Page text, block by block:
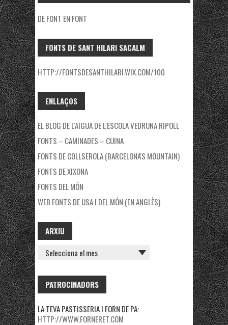
DE FONT EN FONT
FONTS DE SANT HILARI SACALM
HTTP://FONTSDESANTHILARI.WIX.COM/100
ENLLAÇOS
EL BLOG DE L'AIGUA DE L'ESCOLA VEDRUNA RIPOLL
FONTS – CAMINADES – CUINA
FONTS DE COLLSEROLA (BARCELONA'S MOUNTAIN)
FONTS DE XIXONA
FONTS DEL MÓN
WEB FONTS DE USA I DEL MÓN (EN ANGLÈS)
ARXIU
ARXIU
PATROCINADORS
LA TEVA PASTISSERIA I FORN DE PA:
HTTP://WWW.FORNERET.COM